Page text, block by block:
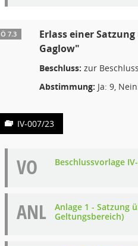
Ö 7.3
Erlass einer
Gaglow"
Beschluss: zur
Abstimmung: Ja: 9,
IV-007/23
VO Beschlussvorlage
ANL
Anlage 1 - Satzung
Geltungsbereich)